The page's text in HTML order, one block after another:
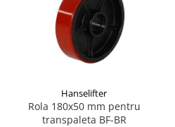
Hanselifter
Rola 180x50 mm pentru
transpaleta BF-BR